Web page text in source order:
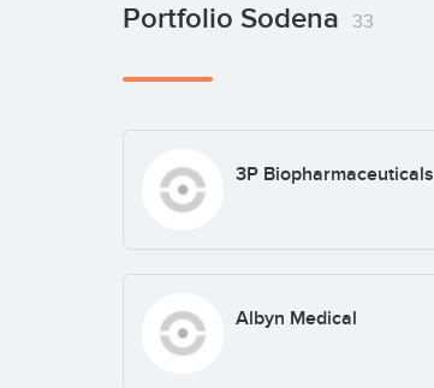
Portfolio Sodena 33
3P Biopharmaceuticals
Albyn Medical